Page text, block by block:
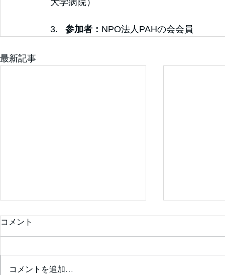
大学病院）
3. 参加者： NPO法人PAHの会会員
最新記事
コメント
コメントを追加…